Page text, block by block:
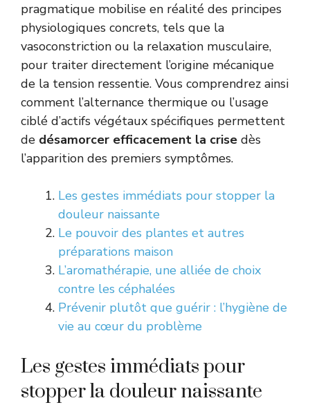
pragmatique mobilise en réalité des principes
physiologiques concrets, tels que la
vasoconstriction ou la relaxation musculaire,
pour traiter directement l’origine mécanique
de la tension ressentie. Vous comprendrez ainsi
comment l’alternance thermique ou l’usage
ciblé d’actifs végétaux spécifiques permettent
de désamorcer efficacement la crise dès
l’apparition des premiers symptômes.
Les gestes immédiats pour stopper la
douleur naissante
Le pouvoir des plantes et autres
préparations maison
L’aromathérapie, une alliée de choix
contre les céphalées
Prévenir plutôt que guérir : l’hygiène de
vie au cœur du problème
Les gestes immédiats pour
stopper la douleur naissante